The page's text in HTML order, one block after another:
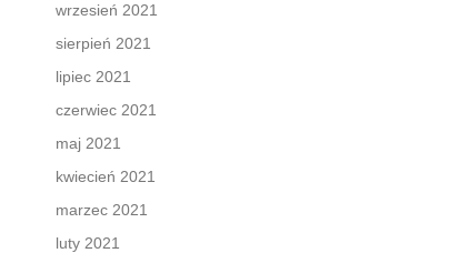
wrzesień 2021
sierpień 2021
lipiec 2021
czerwiec 2021
maj 2021
kwiecień 2021
marzec 2021
luty 2021